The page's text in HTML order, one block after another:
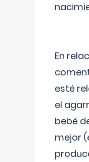
En
esté
el
bebé
mejor